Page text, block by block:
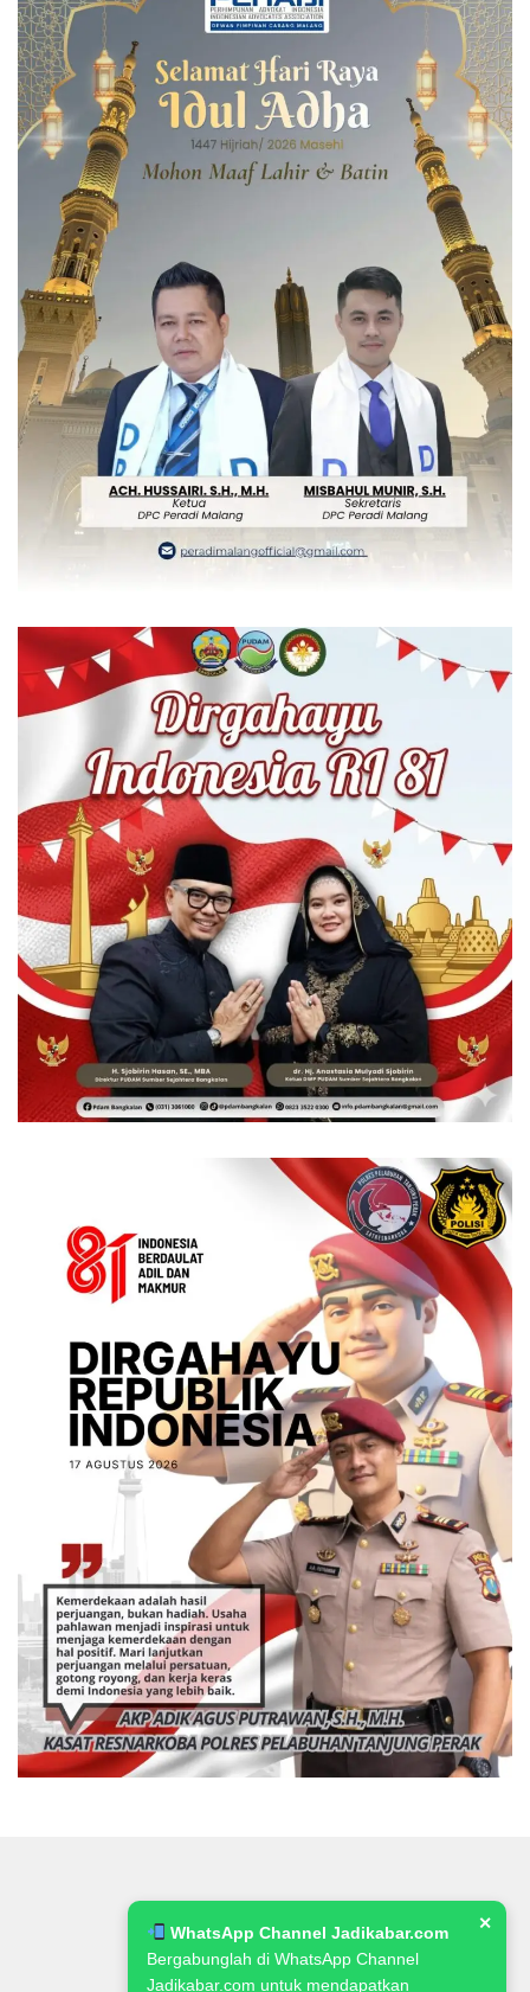
WhatsApp Channel Jadikabar.com
Bergabunglah di WhatsApp Channel
Jadikabar.com untuk mendapatkan
✕